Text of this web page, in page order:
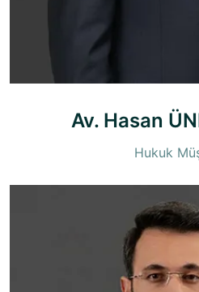
Av. Hasan
Hukuk